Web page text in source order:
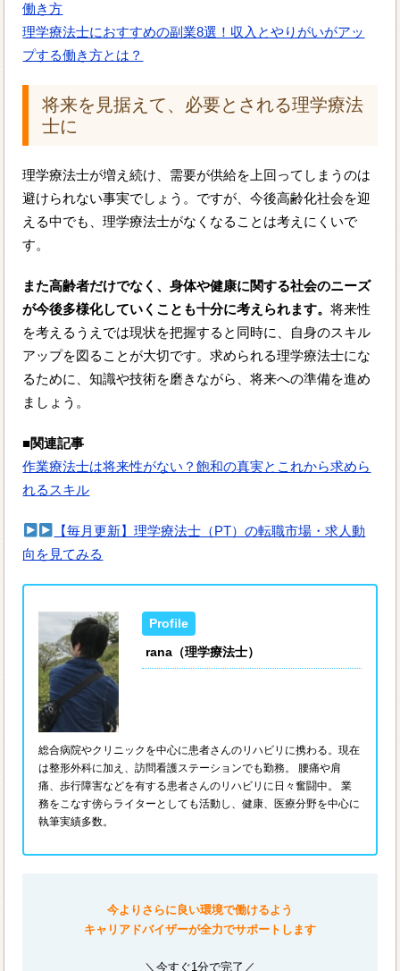
働き方
理学療法士におすすめの副業8選！収入とやりがいがアッ
プする働き方とは？
将来を見据えて、必要とされる理学療法
士に
理学療法士が増え続け、需要が供給を上回ってしまうのは
避けられない事実でしょう。ですが、今後高齢化社会を迎
える中でも、理学療法士がなくなることは考えにくいで
す。
また高齢者だけでなく、身体や健康に関する社会のニーズ
が今後多様化していくことも十分に考えられます。将来性
を考えるうえでは現状を把握すると同時に、自身のスキル
アップを図ることが大切です。求められる理学療法士にな
るために、知識や技術を磨きながら、将来への準備を進め
ましょう。
■関連記事
作業療法士は将来性がない？飽和の真実とこれから求めら
れるスキル
【毎月更新】理学療法士（PT）の転職市場・求人動
向を見てみる
rana（理学療法士）
総合病院やクリニックを中心に患者さんのリハビリに携わる。現在
は整形外科に加え、訪問看護ステーションでも勤務。 腰痛や肩
痛、歩行障害などを有する患者さんのリハビリに日々奮闘中。 業
務をこなす傍らライターとしても活動し、健康、医療分野を中心に
執筆実績多数。
今よりさらに良い環境で働けるよう
キャリアドバイザーが全力でサポートします
＼今すぐ1分で完了／